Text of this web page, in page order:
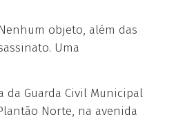
objeto, além das
Uma
da Guarda Civil Municipal
Norte, na avenida